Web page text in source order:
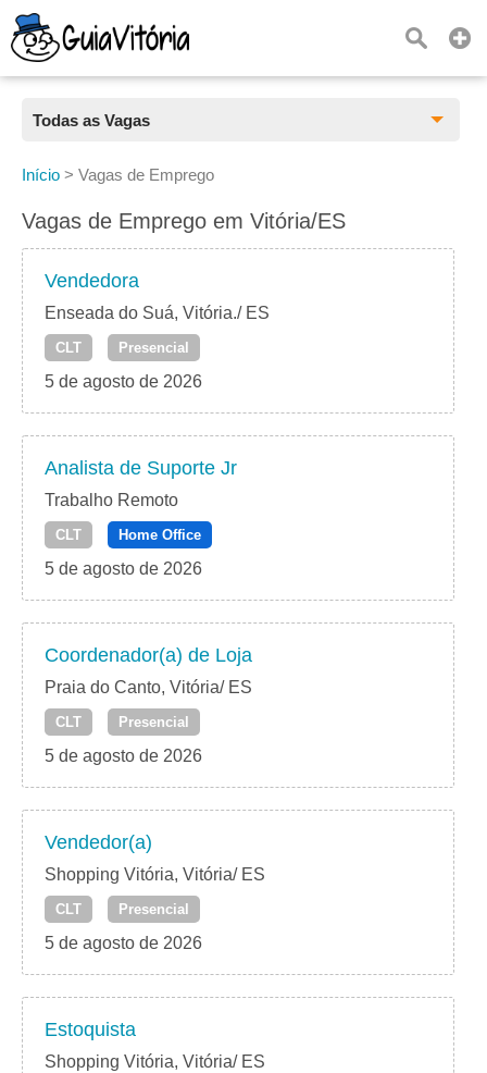
Todas as Vagas
Todas as Vagas
CLT
Freelancer
PJ
Início > Vagas de Emprego
Vagas de Emprego em Vitória/ES
Vendedora
Enseada do Suá, Vitória./ ES
CLT Presencial
5 de agosto de 2026
Analista de Suporte Jr
Trabalho Remoto
CLT Home Office
5 de agosto de 2026
Coordenador(a) de Loja
Praia do Canto, Vitória/ ES
CLT Presencial
5 de agosto de 2026
Vendedor(a)
Shopping Vitória, Vitória/ ES
CLT Presencial
5 de agosto de 2026
Estoquista
Shopping Vitória, Vitória/ ES